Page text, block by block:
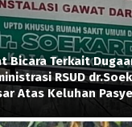
Bicara Terkait
RSUD
Atas Keluhan